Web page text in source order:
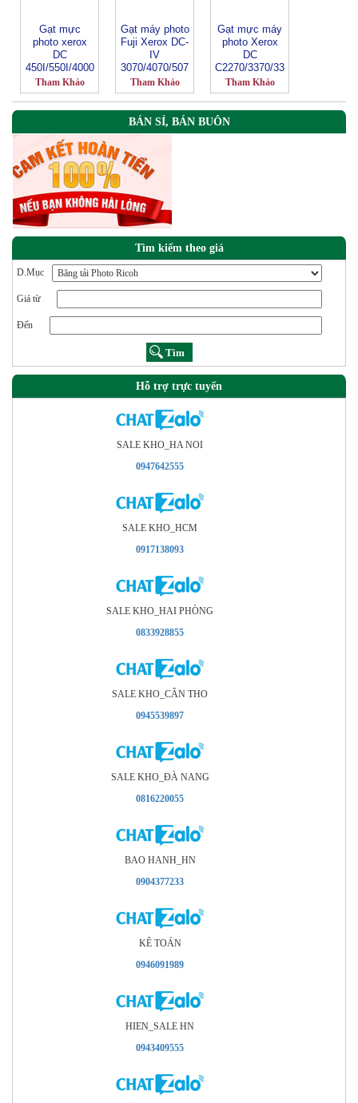
Gạt mực
photo xerox
DC
450I/550I/4000
/5010
Tham Khảo
Gạt máy photo
Fuji Xerox DC-
IV
3070/4070/507
0
Tham Khảo
Gạt mực máy
photo Xerox
DC
C2270/3370/33
71/3375
Tham Khảo
BÁN SỈ, BÁN BUÔN
Tìm kiếm theo giá
D.Mục
Giá từ
Đến
Hỗ trợ trực tuyến
SALE KHO_HA NOI
0947642555
SALE KHO_HCM
0917138093
SALE KHO_HAI PHÒNG
0833928855
SALE KHO_CÂN THO
0945539897
SALE KHO_ÐÀ NANG
0816220055
BAO HANH_HN
0904377233
KÊ TOÁN
0946091989
HIEN_SALE HN
0943409555